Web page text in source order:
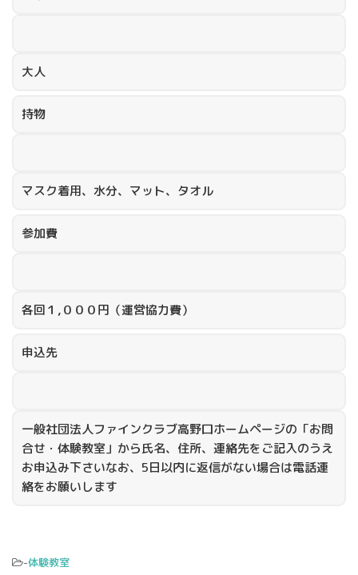
大人
持物
マスク着用、水分、マット、タオル
参加費
各回１,０００円（運営協力費）
申込先
一般社団法人ファインクラブ高野口ホームページの「お問
合せ・体験教室」から氏名、住所、連絡先をご記入のうえ
お申込み下さいなお、5日以内に返信がない場合は電話連
絡をお願いします
-体験教室